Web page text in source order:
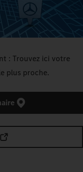
: Trouvez ici votre
plus proche.